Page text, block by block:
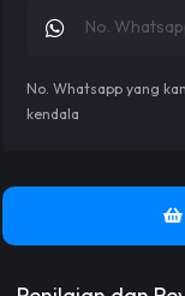
No. Whatsapp yang
kendala